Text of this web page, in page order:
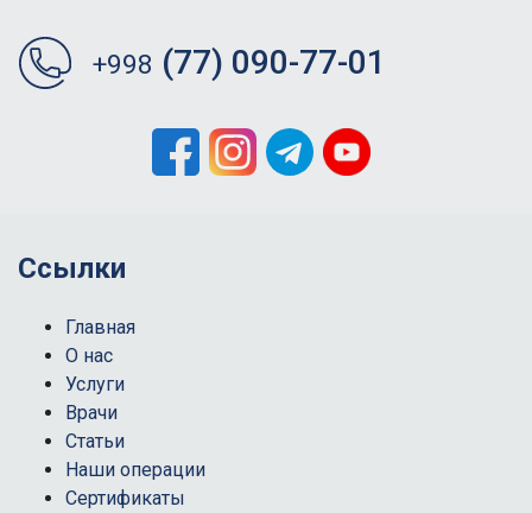
+998 (77) 090-77-01
Ссылки
Главная
О нас
Услуги
Врачи
Статьи
Наши операции
Сертификаты